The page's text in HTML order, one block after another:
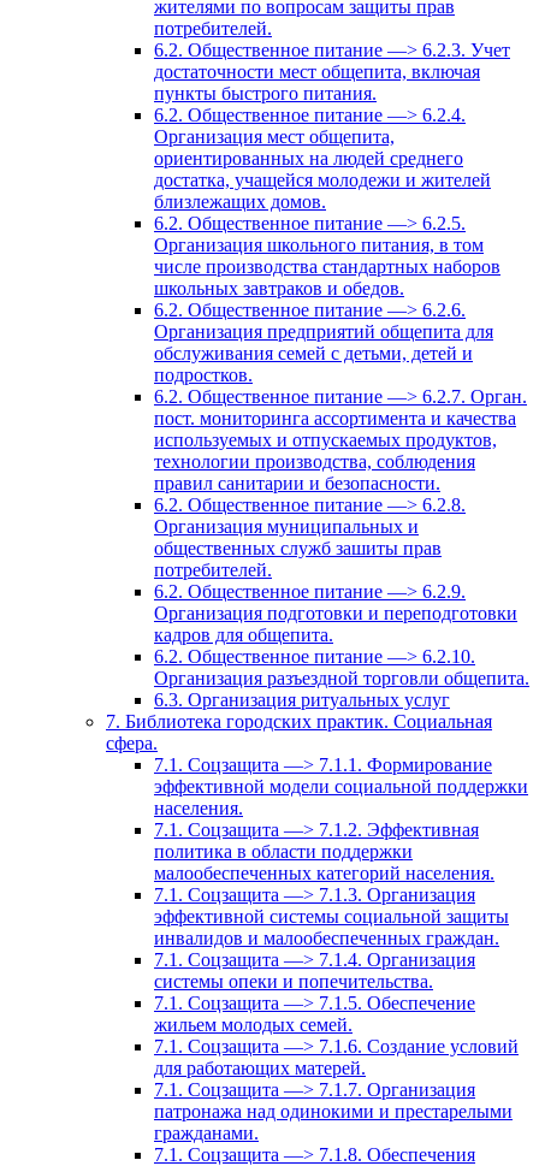
жителями по вопросам защиты прав
потребителей.
6.2. Общественное питание —> 6.2.3. Учет
достаточности мест общепита, включая
пункты быстрого питания.
6.2. Общественное питание —> 6.2.4.
Организация мест общепита,
ориентированных на людей среднего
достатка, учащейся молодежи и жителей
близлежащих домов.
6.2. Общественное питание —> 6.2.5.
Организация школьного питания, в том
числе производства стандартных наборов
школьных завтраков и обедов.
6.2. Общественное питание —> 6.2.6.
Организация предприятий общепита для
обслуживания семей с детьми, детей и
подростков.
6.2. Общественное питание —> 6.2.7. Орган.
пост. мониторинга ассортимента и качества
используемых и отпускаемых продуктов,
технологии производства, соблюдения
правил санитарии и безопасности.
6.2. Общественное питание —> 6.2.8.
Организация муниципальных и
общественных служб зашиты прав
потребителей.
6.2. Общественное питание —> 6.2.9.
Организация подготовки и переподготовки
кадров для общепита.
6.2. Общественное питание —> 6.2.10.
Организация разъездной торговли общепита.
6.3. Организация ритуальных услуг
7. Библиотека городских практик. Социальная
сфера.
7.1. Соцзащита —> 7.1.1. Формирование
эффективной модели социальной поддержки
населения.
7.1. Соцзащита —> 7.1.2. Эффективная
политика в области поддержки
малообеспеченных категорий населения.
7.1. Соцзащита —> 7.1.3. Организация
эффективной системы социальной защиты
инвалидов и малообеспеченных граждан.
7.1. Соцзащита —> 7.1.4. Организация
системы опеки и попечительства.
7.1. Соцзащита —> 7.1.5. Обеспечение
жильем молодых семей.
7.1. Соцзащита —> 7.1.6. Создание условий
для работающих матерей.
7.1. Соцзащита —> 7.1.7. Организация
патронажа над одинокими и престарелыми
гражданами.
7.1. Соцзащита —> 7.1.8. Обеспечения